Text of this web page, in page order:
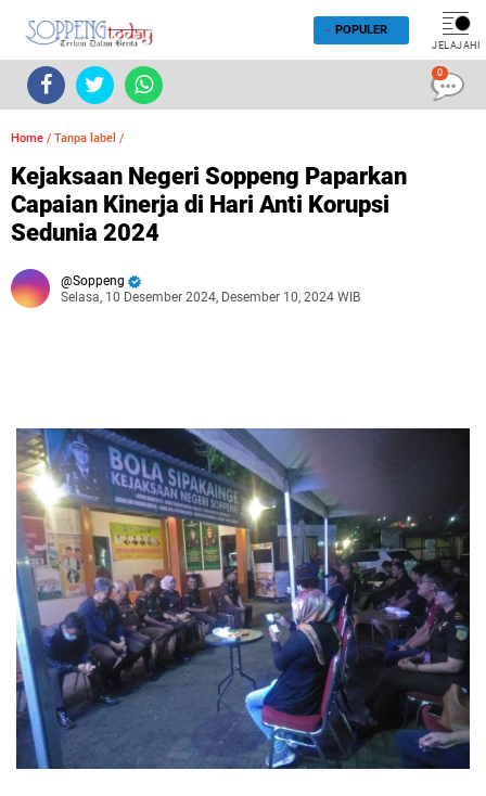
POPULER
JELAJAHI
Home / Tanpa label /
Kejaksaan Negeri Soppeng Paparkan
Capaian Kinerja di Hari Anti Korupsi
Sedunia 2024
Soppeng
Selasa, 10 Desember 2024, Desember 10, 2024 WIB
0